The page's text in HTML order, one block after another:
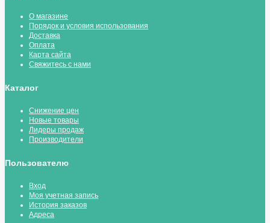
О магазине
Порядок и условия использования
Доставка
Оплата
Карта сайта
Свяжитесь с нами
Каталог
Снижение цен
Новые товары
Лидеры продаж
Производители
Пользователю
Вход
Моя учетная запись
История заказов
Адреса